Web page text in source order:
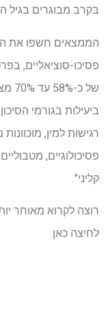
בקרב מבוגרים בגיל
הממצאים חשפו את
פסיכו-סוציאליים,
של
ביעילות בגורמי
רגישות למין,
פסיכולוגיים,
קליני".
לחיצה כאן.